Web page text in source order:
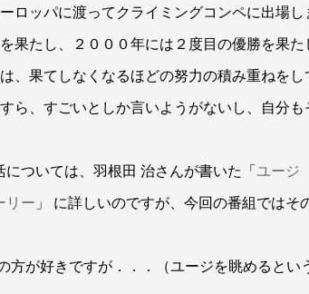
ロッパに渡ってクライミングコンペに出場し
果たし、２０００年には２度目の優勝を果た
、果てしなくなるほどの努力の積み重ねをし
ら、すごいとしか言いようがないし、自分も
ついては、羽根田 治さんが書いた「ユージ
リー 」 に詳しいのですが、今回の番組ではそ
方が好きですが．．．（ユージを眺めるとい